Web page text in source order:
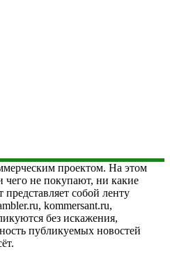
проектом. На этом
чего не покупают, ни какие
собой ленту
kommersant.ru,
без искажения,
публикуемых новостей